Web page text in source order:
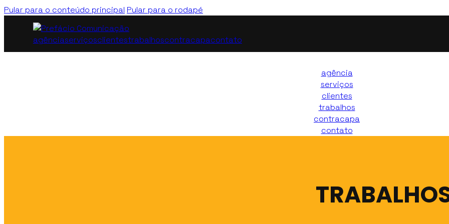
Pular para o conteúdo principal Pular para o rodapé
agênciaserviçosclientestrabalhoscontracapacontato
agência
serviços
clientes
trabalhos
contracapa
contato